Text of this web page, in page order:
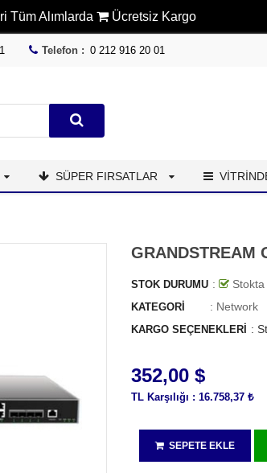
Tüm Alımlarda Ücretsiz Kargo
Telefon : 0 212 916 20 01
SÜPER FIRSATLAR
GRANDSTREAM
STOK DURUMU : Stokta
KATEGORI : Network
KARGO SEÇENEKLERI :
352,00 $
TL Karşılığı : 16.758,37 ₺
SEPETE EKLE